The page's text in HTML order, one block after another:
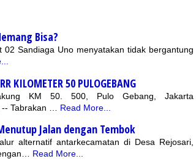
Bisa?
Sandiaga Uno menyatakan tidak bergantung
KILOMETER 50 PULOGEBANG
KM 50. 500, Pulo Gebang, Jakarta
Tabrakan …
Read More...
Jalan dengan Tembok
alternatif antarkecamatan di Desa Rejosari,
Read More...